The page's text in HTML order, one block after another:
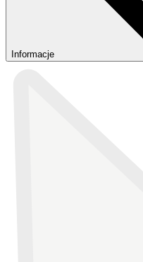
Informacje